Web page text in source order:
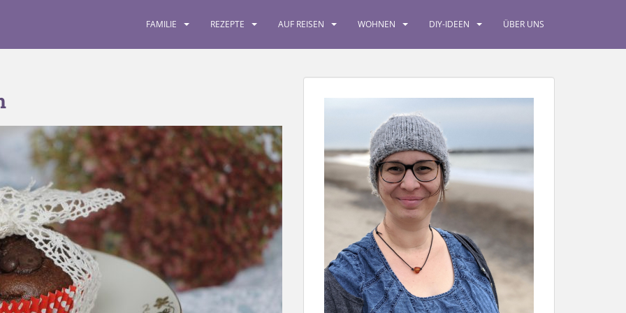
FAMILIE REZEPTE AUF REISEN WOHNEN DIY-IDEEN ÜBER UNS